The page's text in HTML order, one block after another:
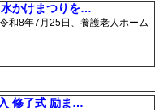
水かけまつりを…
和8年7月25日、養護老人ホーム
修了式 励ま…